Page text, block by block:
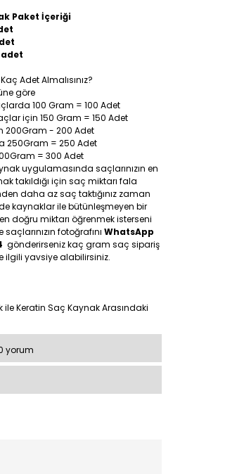
Paket İçeriği
adet
Adet Almalısınız?
göre
100 Gram = 100 Adet
için 150 Gram = 150 Adet
200Gram - 200 Adet
250Gram = 250 Adet
= 300 Adet
uygulamasında saçlarınızın en
takıldığı için saç miktarı fala
daha az saç taktığınız zaman
kaynaklar ile bütünleşmeyen bir
doğru miktarı öğrenmek isterseni
fotoğrafını WhatsApp
gönderirseniz kaç gram saç sipariş
ilgili yavsiye alabilirsiniz.
yorum